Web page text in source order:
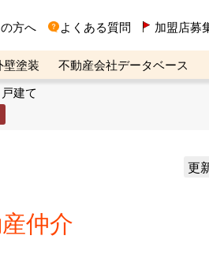
方へ よくある質問 加盟店募
壁塗装
不動産会社データベース
スク
建て
更
仲介